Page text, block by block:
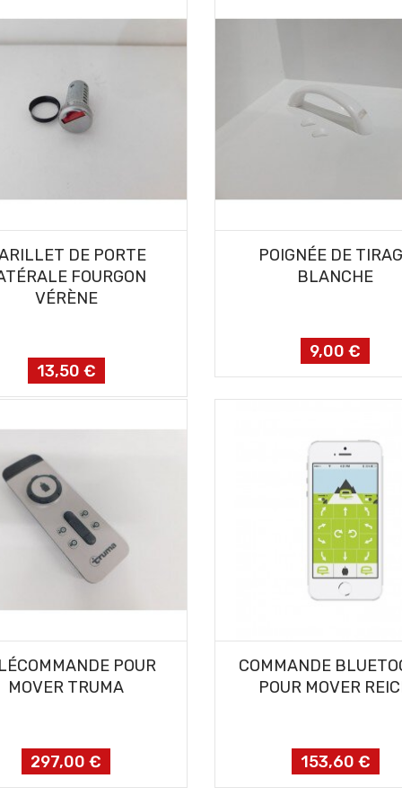
AJOUTER AU PANIER
DE PORTE
FOURGON
VÉRÈNE
Prix
13,50 €
AJOUTER AU PANIER
POIGNÉE DE
BLANCHE
Prix
9,00 €
AJOUTER AU PANIERPOUR
MOVER TRUMA
Prix
297,00 €
AJOUTER AU PANIER
COMMANDE
POUR MOVER
Prix
153,60 €